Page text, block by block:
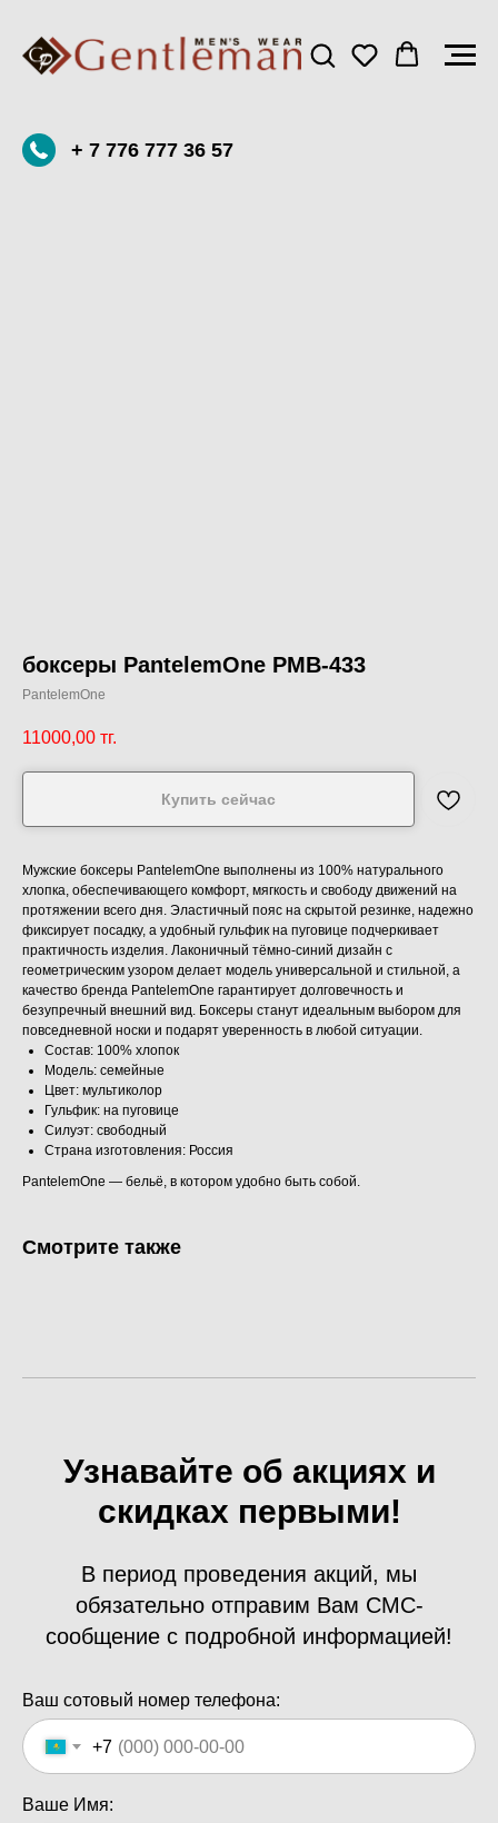
+ 7 776 777 36 57
боксеры PantelemOne PMB-433
PantelemOne
11000,00 тг.
Купить сейчас
Мужские боксеры PantelemOne выполнены из 100% натурального
хлопка, обеспечивающего комфорт, мягкость и свободу движений на
протяжении всего дня. Эластичный пояс на скрытой резинке, надежно
фиксирует посадку, а удобный гульфик на пуговице подчеркивает
практичность изделия. Лаконичный тёмно-синий дизайн с
геометрическим узором делает модель универсальной и стильной, а
качество бренда PantelemOne гарантирует долговечность и
безупречный внешний вид. Боксеры станут идеальным выбором для
повседневной носки и подарят уверенность в любой ситуации.
Состав: 100% хлопок
Модель: семейные
Цвет: мультиколор
Гульфик: на пуговице
Силуэт: свободный
Страна изготовления: Россия
PantelemOne — бельё, в котором удобно быть собой.
Смотрите также
Узнавайте об акциях и
скидках первыми!
В период проведения акций, мы
обязательно отправим Вам СМС-
сообщение с подробной информацией!
Ваш сотовый номер телефона:
+7
Ваше Имя: